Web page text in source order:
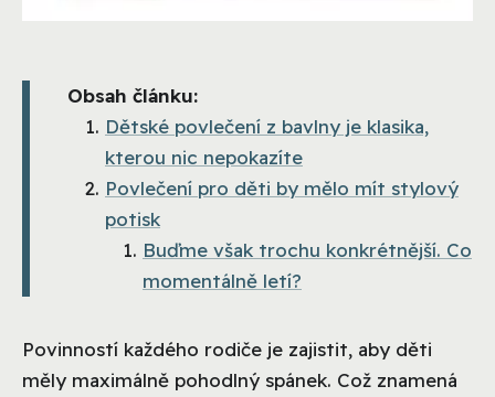
Obsah článku:
Dětské povlečení z bavlny je klasika,
kterou nic nepokazíte
Povlečení pro děti by mělo mít stylový
potisk
Buďme však trochu konkrétnější. Co
momentálně letí?
Povinností každého rodiče je zajistit, aby děti
měly maximálně pohodlný spánek. Což znamená